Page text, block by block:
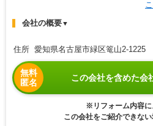
会社の概要▼
住所 愛知県名古屋市緑区篭山2-1225
無料
匿名
この会社を含めた会
※リフォーム内容に
この会社をご紹介できない